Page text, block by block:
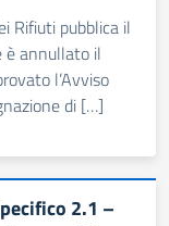
Rifiuti pubblica il
è annullato il
l’Avviso
di […]
2.1 –